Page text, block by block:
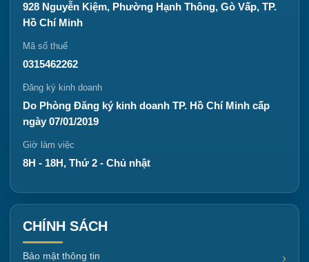
928 Nguyễn Kiệm, Phường Hạnh Thông, Gò Vấp, TP.
Hồ Chí Minh
Mã số thuế
0315462262
Đăng ký kinh doanh
Do Phòng Đăng ký kinh doanh TP. Hồ Chí Minh cấp
ngày 07/01/2019
Giờ làm việc
8H - 18H, Thứ 2 - Chủ nhật
CHÍNH SÁCH
Bảo mật thông tin